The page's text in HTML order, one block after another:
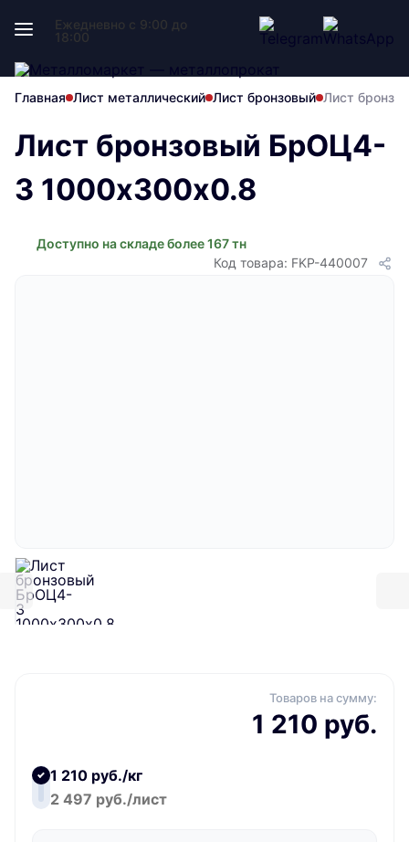
Ежедневно с 9:00 до
18:00
Главная Лист металлический Лист бронзовый Лист
Лист бронзовый БрОЦ4-
3 1000х300х0.8
Доступно на складе более 167 тн
Код товара: FKP-440007
Товаров на сумму:
1 210 руб.
1 210 руб./кг
2 497 руб./лист